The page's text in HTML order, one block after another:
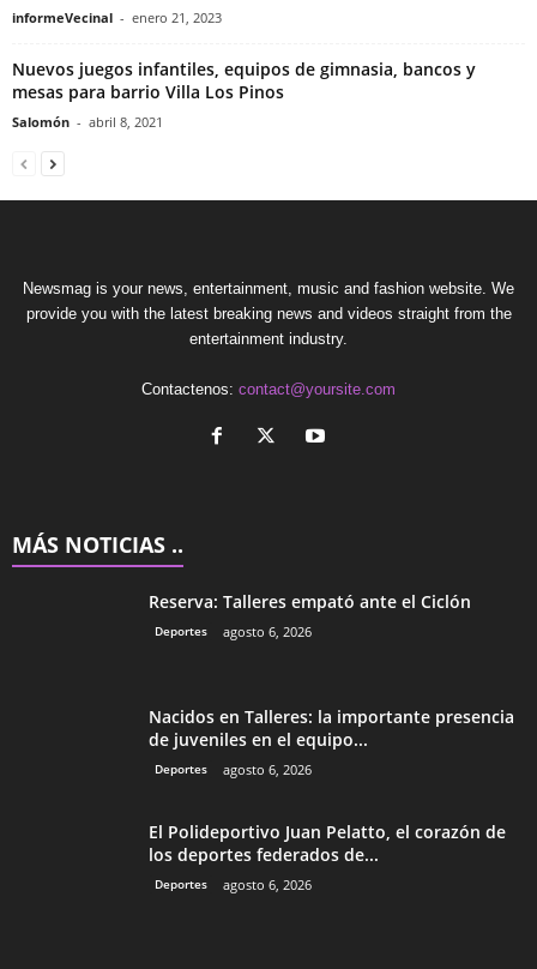
informeVecinal - enero 21, 2023
Nuevos juegos infantiles, equipos de gimnasia, bancos y
mesas para barrio Villa Los Pinos
Salomón - abril 8, 2021
Newsmag is your news, entertainment, music and fashion website. We
provide you with the latest breaking news and videos straight from the
entertainment industry.
Contactenos: contact@yoursite.com
MÁS NOTICIAS ..
Reserva: Talleres empató ante el Ciclón
Deportes agosto 6, 2026
Nacidos en Talleres: la importante presencia
de juveniles en el equipo...
Deportes agosto 6, 2026
El Polideportivo Juan Pelatto, el corazón de
los deportes federados de...
Deportes agosto 6, 2026